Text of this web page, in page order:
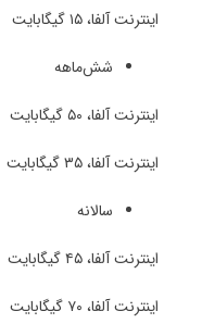
اینترنت آلفا، ۱۵ گیگابایت
شش‌ماهه
اینترنت آلفا، ۵۰ گیگابایت
اینترنت آلفا، ۳۵ گیگابایت
سالانه
اینترنت آلفا، ۴۵ گیگابایت
اینترنت آلفا، ۷۰ گیگابایت